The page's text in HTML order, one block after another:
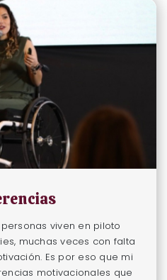
viven en piloto
muchas veces con falta
Es por eso que mi
motivacionales que